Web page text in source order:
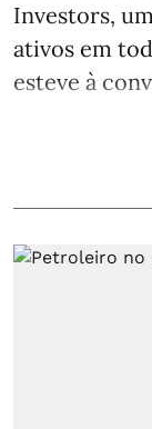
Investors,
ativos em
esteve à